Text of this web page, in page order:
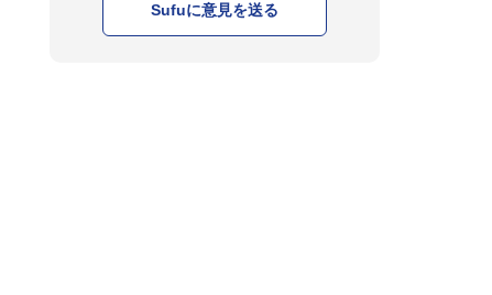
Sufuに意見を送る